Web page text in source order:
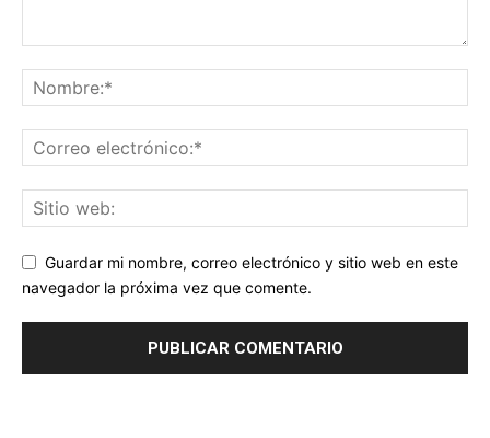
Guardar mi nombre, correo electrónico y sitio web en este
navegador la próxima vez que comente.